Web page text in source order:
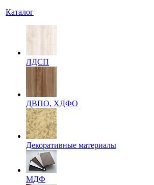
Каталог
ЛДСП
ДВПО, ХДФО
Декоративные материалы
МДФ